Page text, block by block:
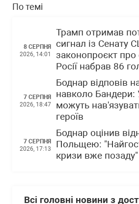
По темі
8 СЕРПНЯ
2026, 14:01
Трамп отримав
сигнал із Сенату
законопроєкт про
Росії набрав 86
7 СЕРПНЯ
2026, 18:47
Боднар відповів
навколо Бандери:
можуть
героїв
7 СЕРПНЯ
2026, 17:13
Боднар оцінив
Польщею:
кризи вже позаду"
Всі головні новини з